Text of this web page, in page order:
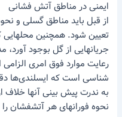
ایمنی در مناطق آتش فشانی
از قبل باید مناطق گسلی و
تعیین شود. همچنین
جریانهایی از گل بوجود
رعایت موارد فوق امری
شناسی است که ایسلندی‌ها
به ندرت پیش بینی آنها خلاف
نحوه فورانهای هر آتشفشان